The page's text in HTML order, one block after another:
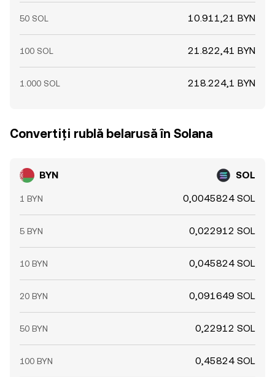
50 SOL 10.911,21 BYN
100 SOL 21.822,41 BYN
1.000 SOL 218.224,1 BYN
Convertiți rublă belarusă în Solana
BYN SOL
1 BYN 0,0045824 SOL
5 BYN 0,022912 SOL
10 BYN 0,045824 SOL
20 BYN 0,091649 SOL
50 BYN 0,22912 SOL
100 BYN 0,45824 SOL